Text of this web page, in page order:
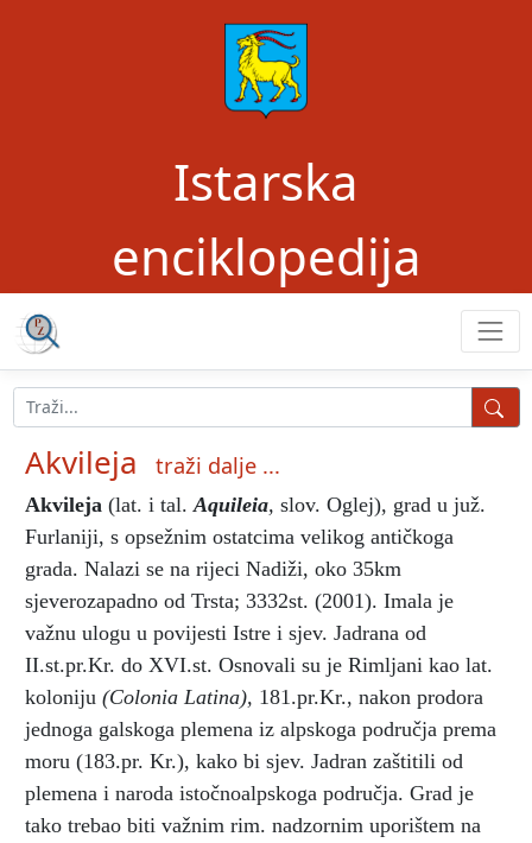
Istarska
enciklopedija
Akvileja traži dalje ...
Akvileja (lat. i tal. Aquileia, slov. Oglej), grad u juž.
Furlaniji, s opsežnim ostatcima velikog antičkoga
grada. Nalazi se na rijeci Nadiži, oko 35km
sjeverozapadno od Trsta; 3332st. (2001). Imala je
važnu ulogu u povijesti Istre i sjev. Jadrana od
II.st.pr.Kr. do XVI.st. Osnovali su je Rimljani kao lat.
koloniju (Colonia Latina), 181.pr.Kr., nakon prodora
jednoga galskoga plemena iz alpskoga područja prema
moru (183.pr. Kr.), kako bi sjev. Jadran zaštitili od
plemena i naroda istočnoalpskoga područja. Grad je
tako trebao biti važnim rim. nadzornim uporištem na